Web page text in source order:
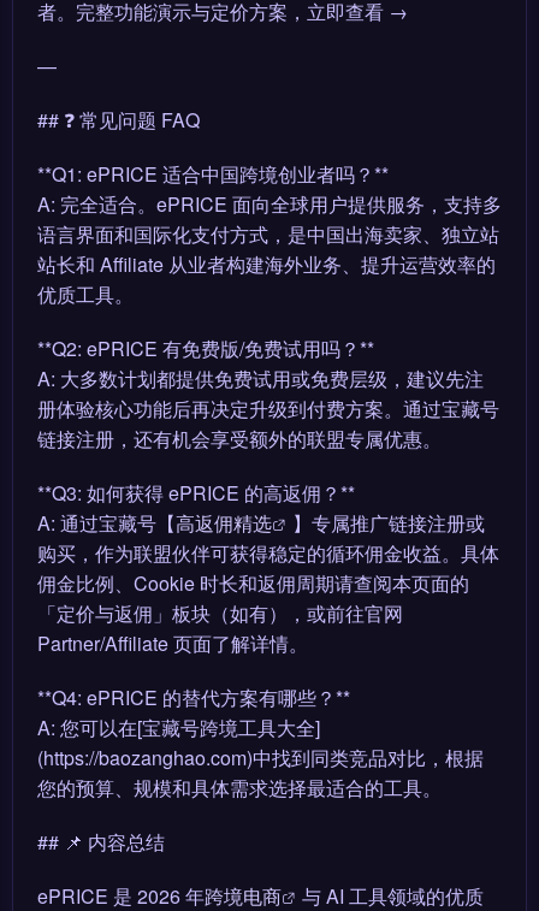
者。完整功能演示与定价方案，立即查看 →
—
## ❓ 常见问题 FAQ
**Q1: ePRICE 适合中国跨境创业者吗？**
A: 完全适合。ePRICE 面向全球用户提供服务，支持多
语言界面和国际化支付方式，是中国出海卖家、独立站
站长和 Affiliate 从业者构建海外业务、提升运营效率的
优质工具。
**Q2: ePRICE 有免费版/免费试用吗？**
A: 大多数计划都提供免费试用或免费层级，建议先注
册体验核心功能后再决定升级到付费方案。通过宝藏号
链接注册，还有机会享受额外的联盟专属优惠。
**Q3: 如何获得 ePRICE 的高返佣？**
A: 通过宝藏号【高返佣精选
】专属推广链接注册或
购买，作为联盟伙伴可获得稳定的循环佣金收益。具体
佣金比例、Cookie 时长和返佣周期请查阅本页面的
「定价与返佣」板块（如有），或前往官网
Partner/Affiliate 页面了解详情。
**Q4: ePRICE 的替代方案有哪些？**
A: 您可以在[宝藏号跨境工具大全]
(https://baozanghao.com)中找到同类竞品对比，根据
您的预算、规模和具体需求选择最适合的工具。
## 📌 内容总结
ePRICE 是 2026 年跨境电商
与 AI 工具领域的优质